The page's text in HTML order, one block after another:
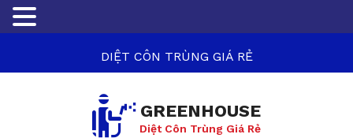
DIỆT CÔN TRÙNG GIÁ RẺ
GREENHOUSE
Diệt Côn Trùng Giá Rẻ